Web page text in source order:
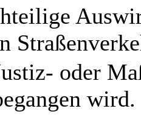
oder
wird.